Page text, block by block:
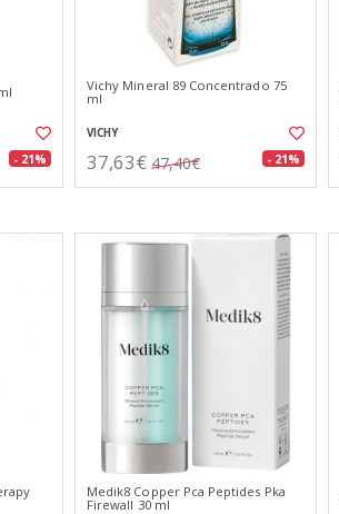
- 21%
Vichy Mineral 89 Concentrado 75
ml
VICHY
37,63€ 47,40€ - 21%
Medik8 Copper Pca Peptides Pka
Firewall 30 ml